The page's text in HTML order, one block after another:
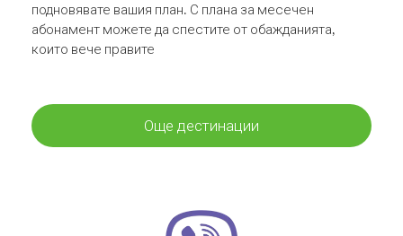
подновявате вашия план. С плана за месечен
абонамент можете да спестите от обажданията,
които вече правите
Още дестинации